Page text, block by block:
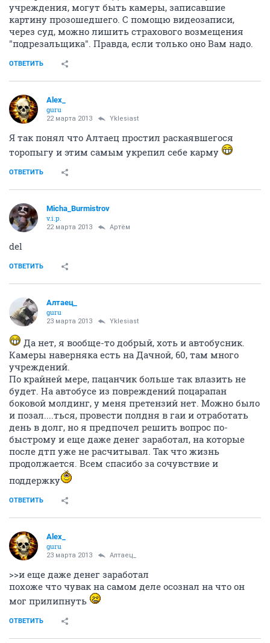
учреждения, могут быть камеры, записавшие
картину прозошедшего. С помощю видеозаписи,
через суд, можно лишить страхового возмещения
"подрезальщика". Правда, если только оно Вам надо.
ОТВЕТИТЬ
Alex_
guru
22 марта 2013 Yklesiast
Я так понял что Алтаец простил раскаявшегося
торопыгу и этим самым укрепил себе карму
ОТВЕТИТЬ
Micha_Burmistrov
v.i.p.
22 марта 2013 Артём
del
ОТВЕТИТЬ
Алтаец_
guru
23 марта 2013 Yklesiast
Да нет, я вообще-то добрый, хоть и автобусник.
Камеры наверняка есть на Дачной, 60, там много
учреждений.
По крайней мере, пацанчик больше так влазить не
будет. На автобусе из повреждений поцарапан
боковой молдинг, у меня претензий нет. Можно было
и позал....ться, провести полдня в гаи и отработать
день в долг, но я предпочел решить вопрос по-
быстрому и еще даже денег заработал, на которые
после дтп уже не расчитывал. Так что жизнь
продолжается. Всем спасибо за сочувствие и
поддержку
ОТВЕТИТЬ
Alex_
guru
23 марта 2013 Алтаец_
>>и еще даже денег заработал
похоже что чувак на самом деле осознал на что он
мог прилипнуть
ОТВЕТИТЬ